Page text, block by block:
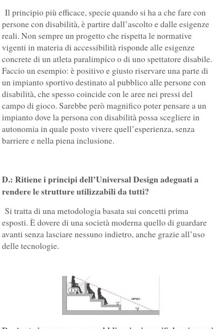
Il principio più efficace, specie quando si ha a che fare con
persone con disabilità, è partire dall’ascolto e dalle esigenze
reali. Non sempre un progetto che rispetta le normative
vigenti in materia di accessibilità risponde alle esigenze
concrete di un atleta paralimpico o di uno spettatore disabile.
Faccio un esempio: è positivo e giusto riservare una parte di
un impianto sportivo destinato al pubblico alle persone con
disabilità, che spesso coincide con le aree nei pressi del
campo di gioco. Sarebbe però magnifico poter pensare a un
impianto dove la persona con disabilità possa scegliere in
autonomia in quale posto vivere quell’esperienza, senza
barriere e nella piena inclusione.
D.: Ritiene i principi dell’Universal Design adeguati a
rendere le strutture utilizzabili da tutti?
Si tratta di una metodologia basata sui concetti prima
esposti. È dovere di una società moderna quello di guardare
avanti senza lasciare nessuno indietro, anche grazie all’uso
delle tecnologie.